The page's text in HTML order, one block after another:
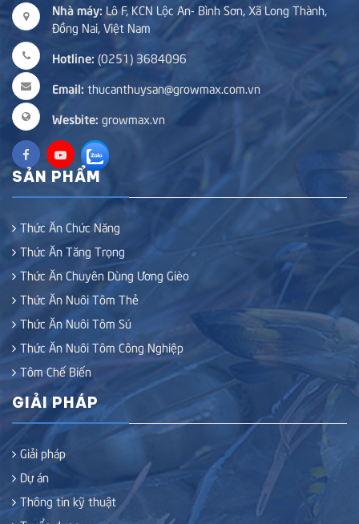
Nhà máy: Lô F, KCN Lộc An- Bình Sơn, Xã Long Thành,
Đồng Nai, Việt Nam
Hotline: (0251) 3684096
Email: thucanthuysan@growmax.com.vn
Wesbite: growmax.vn
SẢN PHẨM
Thức Ăn Chức Năng
Thức Ăn Tăng Trọng
Thức Ăn Chuyên Dùng Ương Gièo
Thức Ăn Nuôi Tôm Thẻ
Thức Ăn Nuôi Tôm Sú
Thức Ăn Nuôi Tôm Công Nghiệp
Tôm Chế Biến
GIẢI PHÁP
Giải pháp
Dự án
Thông tin kỹ thuật